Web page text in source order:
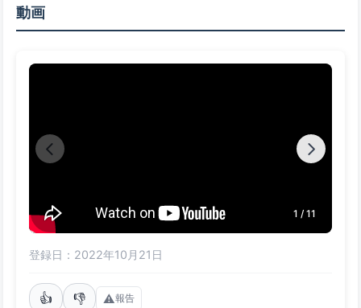
動画
1 / 11
登録日：2022年10月21日
👍 👎 ⚠️報告